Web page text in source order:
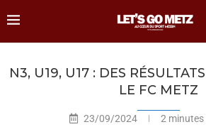
N3, U19, U17 : DES
LE FC METZ
23/09/2024 2 minutes